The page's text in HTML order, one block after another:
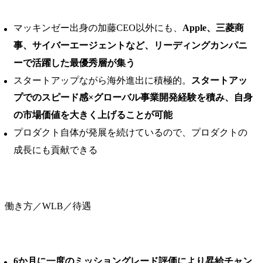
マッキンゼー出身の加藤CEO以外にも、 Apple、三菱商
事、サイバーエージェントなど、リーディングカンパニ
ーで活躍した最優秀層が集う
スタートアップながら海外進出に積極的。
スタートアッ
プでのスピード感×グローバル事業開発経験を積み、自身
の市場価値を大きく上げることが可能
プロダクト自体が発展を続けているので、プロダクトの
成長にも貢献できる
働き方／WLB／待遇
6か⽉に⼀度のミッショングレード評価により昇給チャン